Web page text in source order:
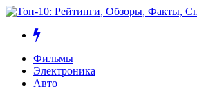
Фильмы
Электроника
Авто